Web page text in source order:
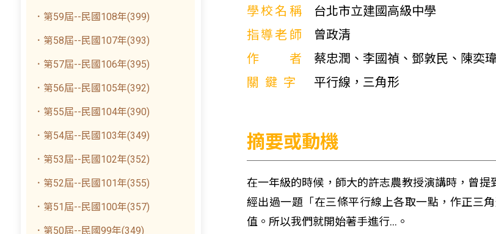
．第59屆--民國108年(399)
．第58屆--民國107年(393)
．第57屆--民國106年(395)
．第56屆--民國105年(392)
．第55屆--民國104年(390)
．第54屆--民國103年(349)
．第53屆--民國102年(352)
．第52屆--民國101年(355)
．第51屆--民國100年(357)
．第50屆--民國99年(349)
學校名稱
台北市立建國高級中學
指導老師
曾政清
作者
蔡忠潤、李國禎、鄧敦民、陳奕瑋
關鍵字
平行線，三角形
摘要或動機
在一年級的時候，師大的許志農教授演講時，曾
經出過一題「在三條平行線上各取一點，作正三
值。所以我們就開始著手進行…。